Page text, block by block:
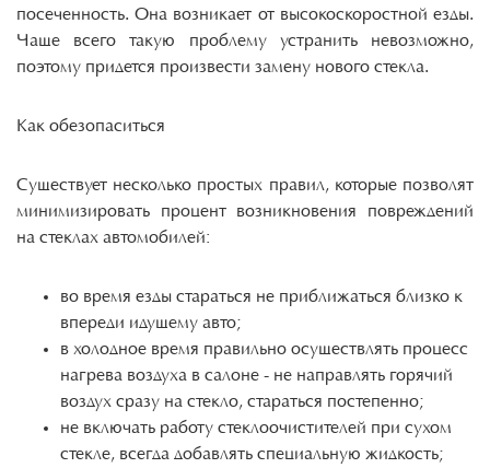
посеченность. Она возникает от высокоскоростной езды.
Чаще всего такую проблему устранить невозможно,
поэтому придется произвести замену нового стекла.
Как обезопаситься
Существует несколько простых правил, которые позволят
минимизировать процент возникновения повреждений
на стеклах автомобилей:
во время езды стараться не приближаться близко к
впереди идущему авто;
в холодное время правильно осуществлять процесс
нагрева воздуха в салоне - не направлять горячий
воздух сразу на стекло, стараться постепенно;
не включать работу стеклоочистителей при сухом
стекле, всегда добавлять специальную жидкость;